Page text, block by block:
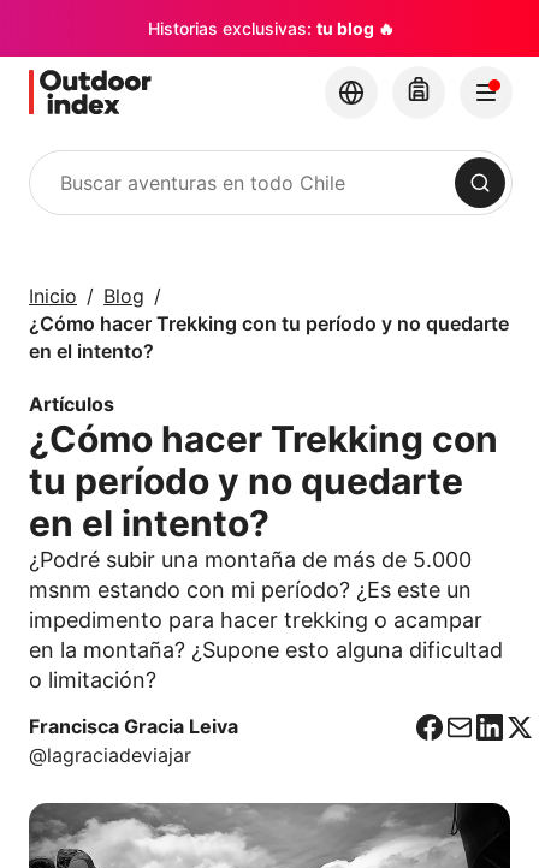
Historias exclusivas: tu blog 🔥
Buscar
Inicio
Blog
¿Cómo hacer Trekking con tu período y no quedarte
en el intento?
Artículos
¿Cómo hacer Trekking con
tu período y no quedarte
en el intento?
¿Podré subir una montaña de más de 5.000
msnm estando con mi período? ¿Es este un
impedimento para hacer trekking o acampar
en la montaña? ¿Supone esto alguna dificultad
o limitación?
Francisca Gracia Leiva
@lagraciadeviajar
F
c
e
b
C
r
r
e
L
n
X
rincones con
Outdoor Index